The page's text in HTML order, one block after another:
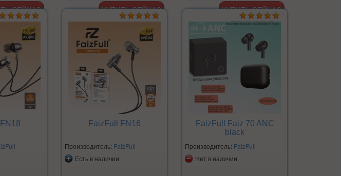
FaizFull FN16
Производитель: FaizFull
Есть в наличии
FaizFull Faiz 70 ANC
black
Производитель: FaizFull
Нет в наличии